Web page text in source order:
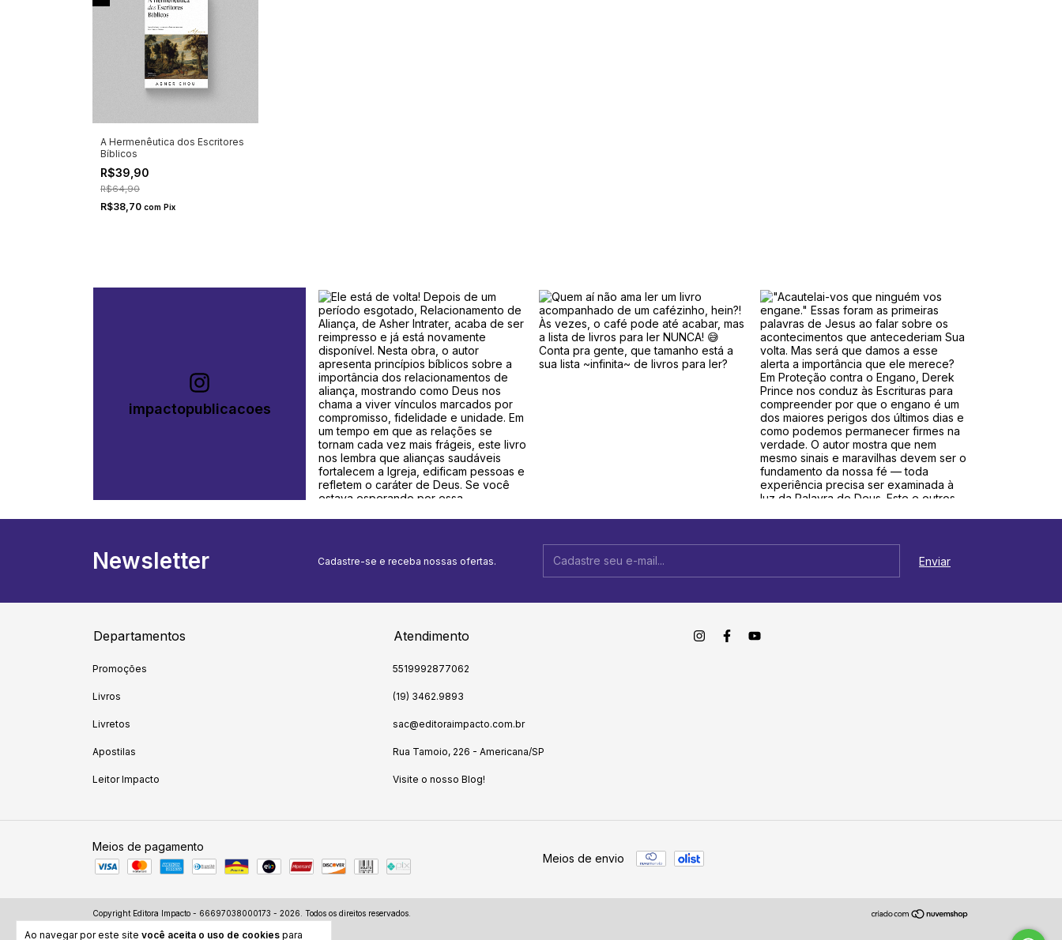
Ao navegar por este site você aceita o uso de cookies para
A Hermenêutica dos Escritores
Bíblicos
R$39,90
R$64,90
R$38,70 com Pix
impactopublicacoes
Newsletter Cadastre-se e receba nossas ofertas.
Departamentos
Promoções
Livros
Livretos
Apostilas
Leitor Impacto
Atendimento
5519992877062
(19) 3462.9893
sac@editoraimpacto.com.br
Rua Tamoio, 226 - Americana/SP
Visite o nosso Blog!
Meios de pagamento
Meios de envio
Copyright Editora Impacto - 66697038000173 - 2026. Todos os direitos reservados.